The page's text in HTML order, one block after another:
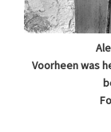
Voorheen was